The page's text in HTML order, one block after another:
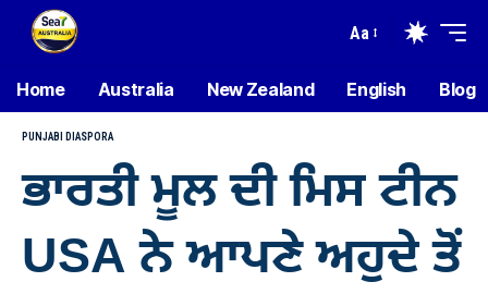
Aa
Home Australia New Zealand English Blog
PUNJABI DIASPORA
ਭਾਰਤੀ ਮੂਲ ਦੀ ਮਿਸ ਟੀਨ
USA ਨੇ ਆਪਣੇ ਅਹੁਦੇ ਤੋਂ